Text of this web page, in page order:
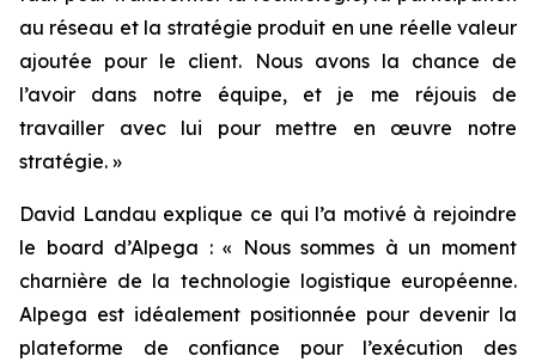
au réseau et la stratégie produit en une réelle valeur
ajoutée pour le client. Nous avons la chance de
l’avoir dans notre équipe, et je me réjouis de
travailler avec lui pour mettre en œuvre notre
stratégie. »
David Landau explique ce qui l’a motivé à rejoindre
le board d’Alpega : « Nous sommes à un moment
charnière de la technologie logistique européenne.
Alpega est idéalement positionnée pour devenir la
plateforme de confiance pour l’exécution des